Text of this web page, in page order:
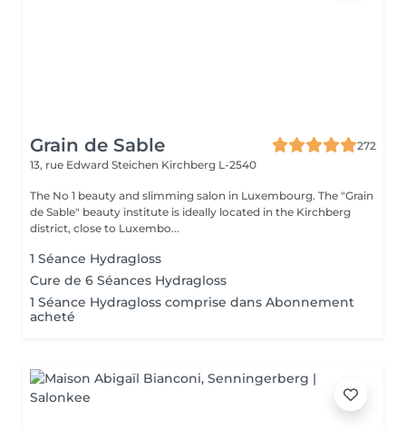
Grain de Sable
272
13, rue Edward Steichen Kirchberg L-2540
The No 1 beauty and slimming salon in Luxembourg. The "Grain
de Sable" beauty institute is ideally located in the Kirchberg
district, close to Luxembo...
1 Séance Hydragloss
Cure de 6 Séances Hydragloss
1 Séance Hydragloss comprise dans Abonnement
acheté